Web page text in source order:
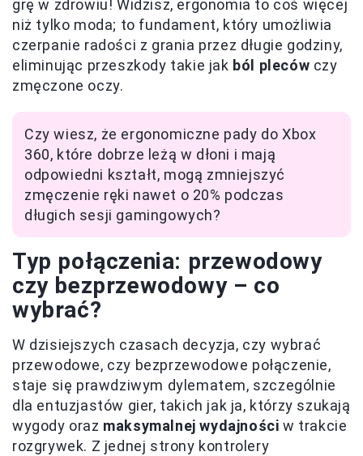
grę w zdrowiu! Widzisz, ergonomia to coś więcej
niż tylko moda; to fundament, który umożliwia
czerpanie radości z grania przez długie godziny,
eliminując przeszkody takie jak ból pleców czy
zmęczone oczy.
Czy wiesz, że ergonomiczne pady do Xbox
360, które dobrze leżą w dłoni i mają
odpowiedni kształt, mogą zmniejszyć
zmęczenie ręki nawet o 20% podczas
długich sesji gamingowych?
Typ połączenia: przewodowy
czy bezprzewodowy – co
wybrać?
W dzisiejszych czasach decyzja, czy wybrać
przewodowe, czy bezprzewodowe połączenie,
staje się prawdziwym dylematem, szczególnie
dla entuzjastów gier, takich jak ja, którzy szukają
wygody oraz maksymalnej wydajności w trakcie
rozgrywek. Z jednej strony kontrolery